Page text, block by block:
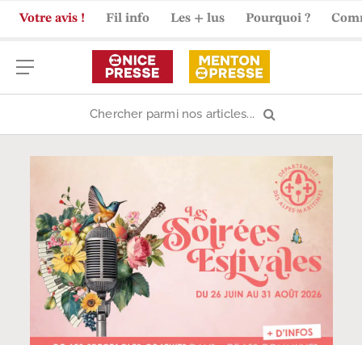
Votre avis ! Fil info Les + lus Pourquoi ?